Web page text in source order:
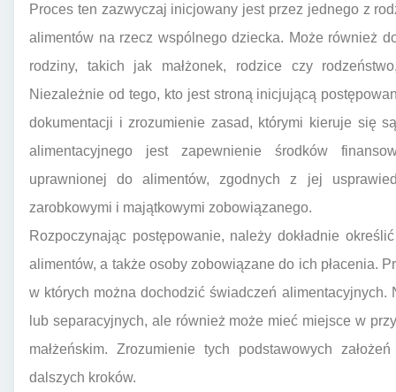
Proces ten zazwyczaj inicjowany jest przez jednego z
alimentów na rzecz wspólnego dziecka. Może również
rodziny, takich jak małżonek, rodzice czy
Niezależnie od tego, kto jest stroną inicjującą
dokumentacji i zrozumienie zasad, którymi kieruje się
alimentacyjnego jest zapewnienie środków
uprawnionej do alimentów, zgodnych z jej
zarobkowymi i majątkowymi zobowiązanego.
Rozpoczynając postępowanie, należy dokładnie
alimentów, a także osoby zobowiązane do ich płacenia.
w których można dochodzić świadczeń
lub separacyjnych, ale również może mieć miejsce w
małżeńskim. Zrozumienie tych podstawowych
dalszych kroków.